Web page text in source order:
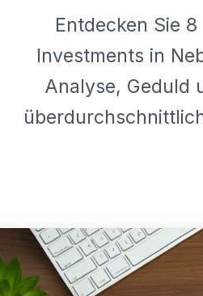
Entdecken Sie
Investments in
Analyse, Geduld